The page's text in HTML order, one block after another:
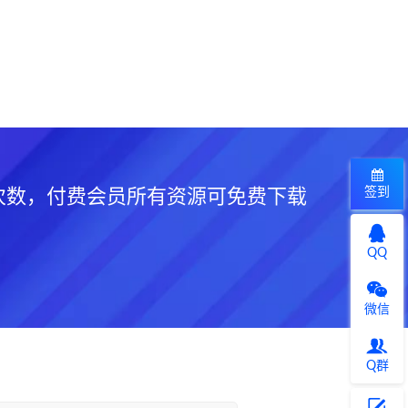
，付费会员所有资源可免费下载 签到
QQ
微信
Q群